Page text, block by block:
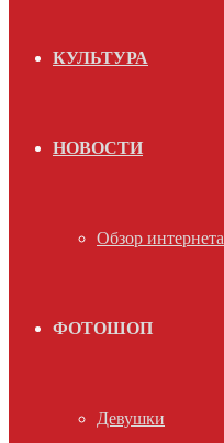
КУЛЬТУРА
НОВОСТИ
Обзор интернета
ФОТОШОП
Девушки